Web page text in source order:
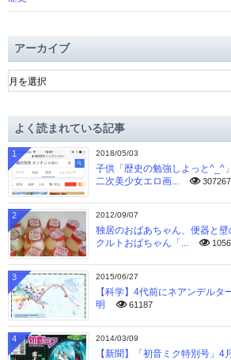
アーカイブ
ア
ー
ブよく読まれている記事
2018/05/03
子供「歴史の勉強しよっと^_^
二次美少女エロ画...
307267
1
2012/09/07
独居のおばあちゃん、便器と
クルトおばちゃん「...
2
2015/06/27
【科学】4代前にネアンデルタ
明
61187
3
2014/03/09
【新聞】「初音ミク特別号」4
4